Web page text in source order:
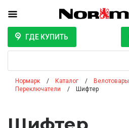
ГДЕ КУПИТЬ
Нормарк Каталог Велотовары
Переключатели
Шифтер